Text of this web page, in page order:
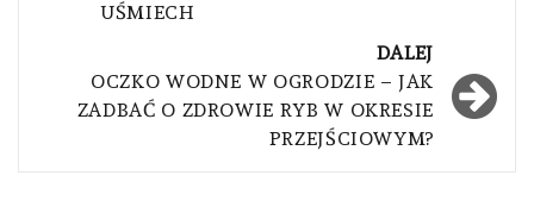
UŚMIECH
DALEJ
OCZKO WODNE W OGRODZIE – JAK
ZADBAĆ O ZDROWIE RYB W OKRESIE
PRZEJŚCIOWYM?